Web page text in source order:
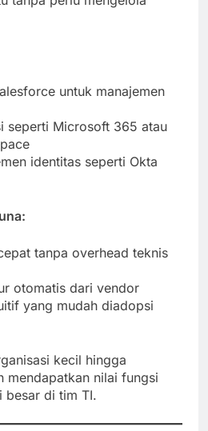
untuk manajemen
seperti Microsoft 365 atau
identitas seperti Okta
tanpa overhead teknis
otomatis dari vendor
yang mudah diadopsi
kecil hingga
mendapatkan nilai fungsi
besar di tim TI.